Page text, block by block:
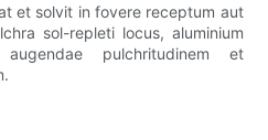
et solvit in fovere receptum aut
sol-repleti locus, aluminium
pulchritudinem et